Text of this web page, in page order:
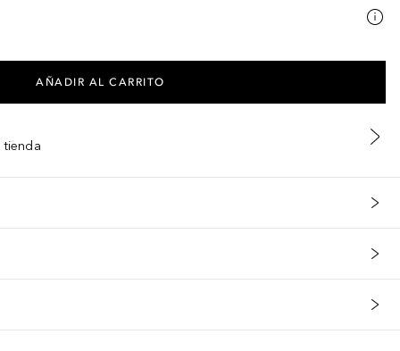
AÑADIR AL CARRITO
tienda